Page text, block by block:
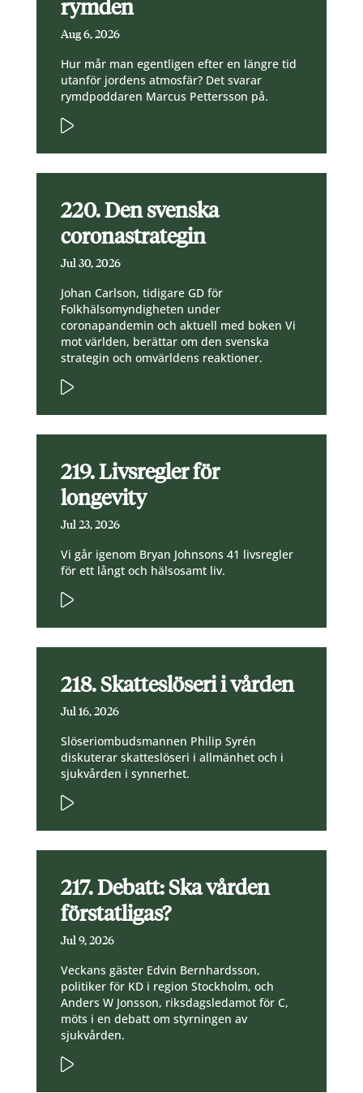
rymden
Aug 6, 2026
Hur mår man egentligen efter en längre tid
utanför jordens atmosfär? Det svarar
rymdpoddaren Marcus Pettersson på.
220. Den svenska
coronastrategin
Jul 30, 2026
Johan Carlson, tidigare GD för
Folkhälsomyndigheten under
coronapandemin och aktuell med boken Vi
mot världen, berättar om den svenska
strategin och omvärldens reaktioner.
219. Livsregler för
longevity
Jul 23, 2026
Vi går igenom Bryan Johnsons 41 livsregler
för ett långt och hälsosamt liv.
218. Skatteslöseri i vården
Jul 16, 2026
Slöseriombudsmannen Philip Syrén
diskuterar skatteslöseri i allmänhet och i
sjukvården i synnerhet.
217. Debatt: Ska vården
förstatligas?
Jul 9, 2026
Veckans gäster Edvin Bernhardsson,
politiker för KD i region Stockholm, och
Anders W Jonsson, riksdagsledamot för C,
möts i en debatt om styrningen av
sjukvården.